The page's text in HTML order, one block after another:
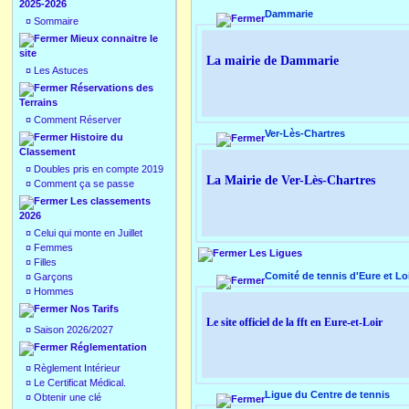
2025-2026
¤ Sommaire
Mieux connaitre le
site
¤ Les Astuces
Réservations des
Terrains
¤ Comment Réserver
Histoire du
Classement
¤ Doubles pris en compte 2019
¤ Comment ça se passe
Les classements
2026
¤ Celui qui monte en Juillet
¤ Femmes
¤ Filles
¤ Garçons
¤ Hommes
Nos Tarifs
¤ Saison 2026/2027
Réglementation
¤ Règlement Intérieur
¤ Le Certificat Médical.
¤ Obtenir une clé
Dammarie
La mairie de Dammarie
Ver-Lès-Chartres
La Mairie de Ver-Lès-Chartres
Les Ligues
Comité de tennis d'Eure et
Le site officiel de la fft en Eure-et-Loir
Ligue du Centre de tennis